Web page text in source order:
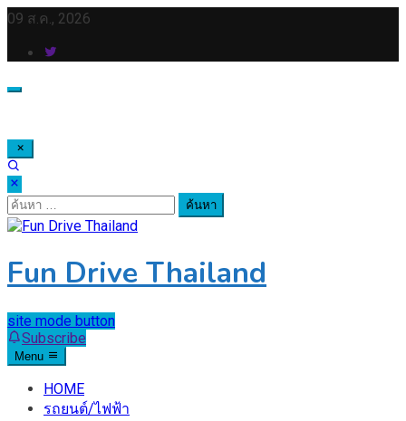
Skip
content
09 ส.ค., 2026
ค้นหา
สำหรับ:
Fun Drive Thailand
site mode button
Subscribe
Menu
HOME
รถยนต์/ไฟฟ้า